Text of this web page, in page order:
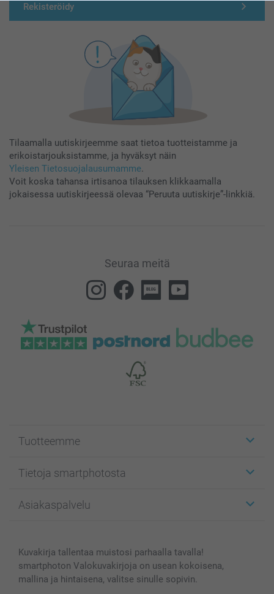
Rekisteröidy
Tilaamalla uutiskirjeemme saat tietoa tuotteistamme ja
erikoistarjouksistamme, ja hyväksyt näin
Yleisen Tietosuojalausumamme.
Voit koska tahansa irtisanoa tilauksen klikkaamalla
jokaisessa uutiskirjeessä olevaa “Peruuta uutiskirje”-linkkiä.
Seuraa meitä
Tuotteemme
Kuvakortit
Kuvakirjat
Kännykkä & Tabletti
MyNameBook
Tietoja smartphotosta
Affiliate ohjelma
Sivukartta
Ehdot/takuut
Asiakaspalvelu
smartbonus
Hinnat & maksutavat
Kuvakirja tallentaa muistosi parhaalla tavalla!
smartphoton Valokuvakirjoja on usean kokoisena,
mallina ja hintaisena, valitse sinulle sopivin.